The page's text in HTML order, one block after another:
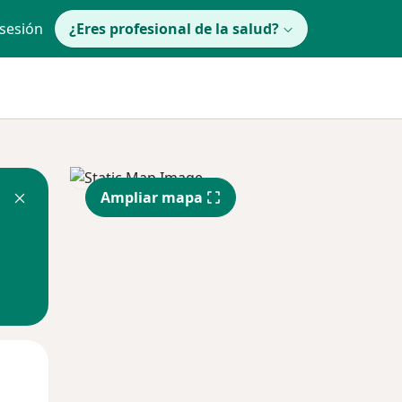
¿Eres profesional de la salud?
Ampliar mapa